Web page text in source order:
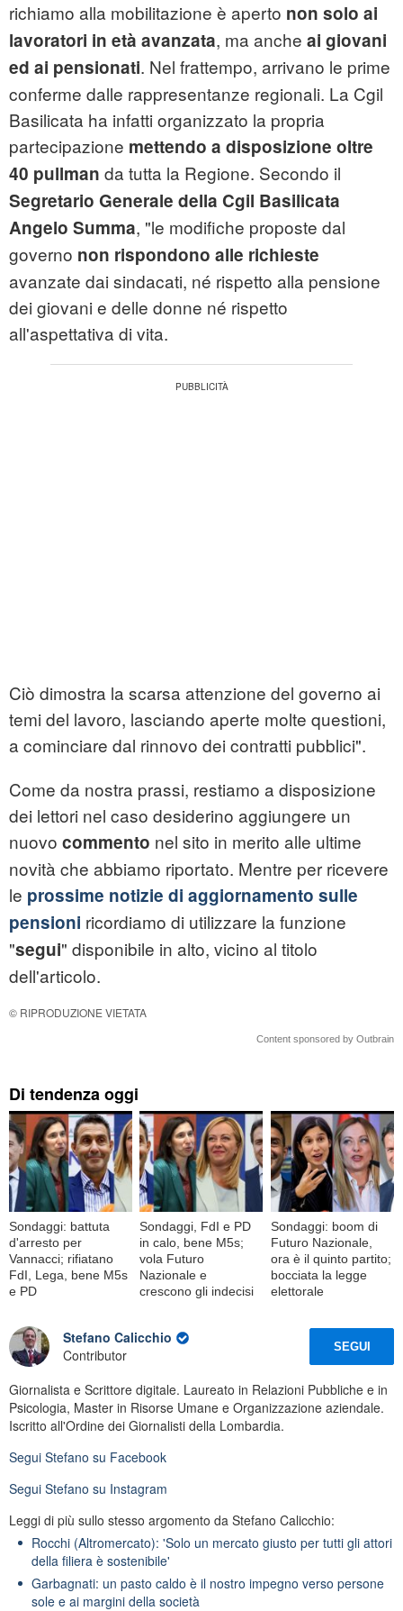
richiamo alla mobilitazione è aperto non solo ai
lavoratori in età avanzata, ma anche ai giovani
ed ai pensionati. Nel frattempo, arrivano le prime
conferme dalle rappresentanze regionali. La Cgil
Basilicata ha infatti organizzato la propria
partecipazione mettendo a disposizione oltre
40 pullman da tutta la Regione. Secondo il
Segretario Generale della Cgil Basilicata
Angelo Summa, "le modifiche proposte dal
governo non rispondono alle richieste
avanzate dai sindacati, né rispetto alla pensione
dei giovani e delle donne né rispetto
all'aspettativa di vita.
Ciò dimostra la scarsa attenzione del governo ai
temi del lavoro, lasciando aperte molte questioni,
a cominciare dal rinnovo dei contratti pubblici".
Come da nostra prassi, restiamo a disposizione
dei lettori nel caso desiderino aggiungere un
nuovo commento nel sito in merito alle ultime
novità che abbiamo riportato. Mentre per ricevere
le prossime notizie di aggiornamento sulle
pensioni ricordiamo di utilizzare la funzione
"segui" disponibile in alto, vicino al titolo
dell'articolo.
© RIPRODUZIONE VIETATA
Content sponsored by Outbrain
Di tendenza oggi
Sondaggi: battuta
d'arresto per
Vannacci; rifiatano
FdI, Lega, bene M5s
e PD
Sondaggi, FdI e PD
in calo, bene M5s;
vola Futuro
Nazionale e
crescono gli indecisi
Sondaggi: boom di
Futuro Nazionale,
ora è il quinto partito;
bocciata la legge
elettorale
Stefano Calicchio
Contributor
SEGUI
Giornalista e Scrittore digitale. Laureato in Relazioni Pubbliche e in
Psicologia, Master in Risorse Umane e Organizzazione aziendale.
Iscritto all'Ordine dei Giornalisti della Lombardia.
Segui Stefano su Facebook
Segui Stefano su Instagram
Leggi di più sullo stesso argomento da Stefano Calicchio:
Rocchi (Altromercato): 'Solo un mercato giusto per tutti gli attori
della filiera è sostenibile'
Garbagnati: un pasto caldo è il nostro impegno verso persone
sole e ai margini della società